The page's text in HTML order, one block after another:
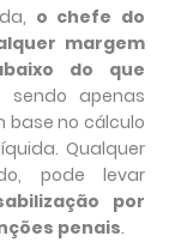
o chefe do
margem
do que
sendo apenas
base no cálculo
Qualquer
pode levar
por
penais.